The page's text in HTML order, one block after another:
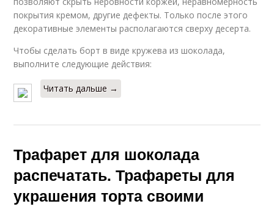
покрытия кремом, другие дефекты. Только после этого
декоративные элементы располагаются сверху десерта.
Чтобы сделать борт в виде кружева из шоколада,
выполните следующие действия:
Читать дальше →
Трафарет для шоколада
распечатать. Трафареты для
украшения торта своими